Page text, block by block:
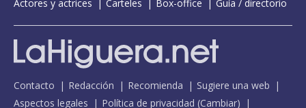
Actores y actrices
Carteles Box-office Guía / directorio
Contacto Redacción Recomienda
Sugiere una web
Aspectos legales
Política de privacidad (Cambiar)